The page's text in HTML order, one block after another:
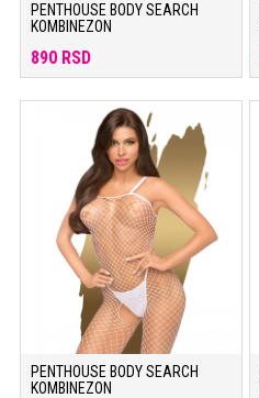
PENTHOUSE BODY SEARCH
KOMBINEZON
890 RSD
PENTHOUSE BODY SEARCH
KOMBINEZON